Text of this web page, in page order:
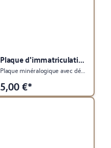
Plaque d'immatriculation du véhicule
5,00 €*